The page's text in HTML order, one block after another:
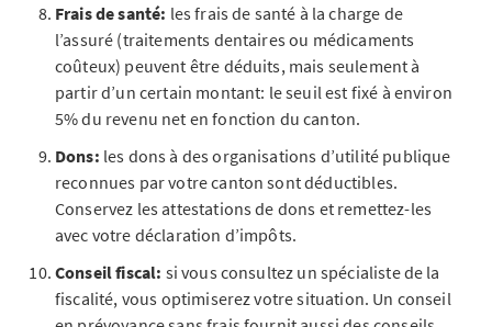
Frais de santé: les frais de santé à la charge de
l’assuré (traitements dentaires ou médicaments
coûteux) peuvent être déduits, mais seulement à
partir d’un certain montant: le seuil est fixé à environ
5% du revenu net en fonction du canton.
Dons: les dons à des organisations d’utilité publique
reconnues par votre canton sont déductibles.
Conservez les attestations de dons et remettez-les
avec votre déclaration d’impôts.
Conseil fiscal: si vous consultez un spécialiste de la
fiscalité, vous optimiserez votre situation. Un conseil